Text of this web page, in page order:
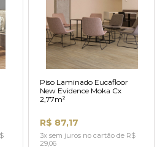
Piso Laminado Eucafloor
New Evidence Moka Cx
2,77m²
3x sem juros no cartão de R$
29,06
R$ 81,07 no boleto ou pix